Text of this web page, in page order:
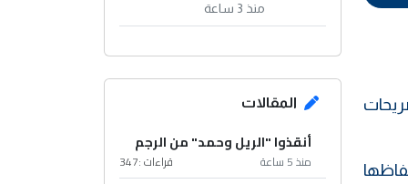
منذ 3 ساعة
المقالات
أنقذوا "الريل وحمد" من الرجم
منذ 5 ساعة قراءات :347